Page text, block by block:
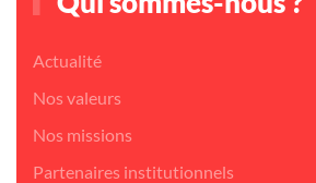
Actualité
Nos valeurs
Nos missions
Partenaires institutionnels